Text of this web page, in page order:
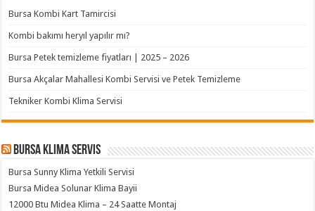
Bursa Kombi Kart Tamircisi
Kombi bakımı heryıl yapılır mı?
Bursa Petek temizleme fiyatları | 2025 – 2026
Bursa Akçalar Mahallesi Kombi Servisi ve Petek Temizleme
Tekniker Kombi Klima Servisi
Bursa klima servis
Bursa Sunny Klima Yetkili Servisi
Bursa Midea Solunar Klima Bayii
12000 Btu Midea Klima – 24 Saatte Montaj